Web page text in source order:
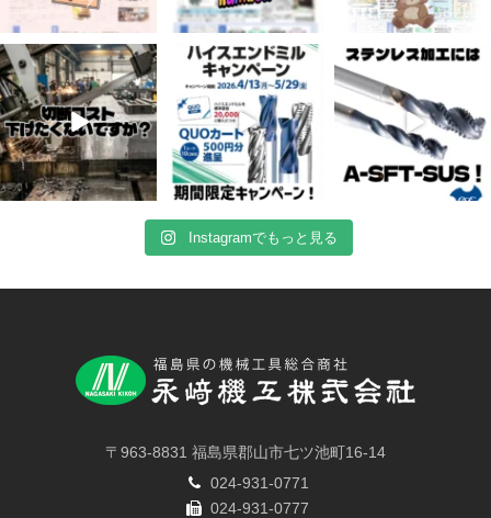
4月 20
10 0
4月 16
10 0
4月 13
Instagramでもっと見る
〒963-8831 福島県郡山市七ツ池町16-14
024-931-0771
024-931-0777